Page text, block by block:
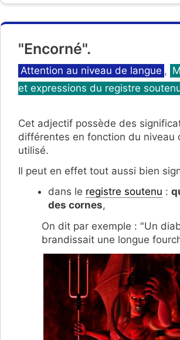
"Encorné".
Catégories
Attention au niveau de langue ,
et expressions du registre
Cet adjectif possède des
différentes en fonction du niveau
utilisé.
Il peut en effet tout aussi bien
dans le registre soutenu :
des cornes,
On dit par exemple : "Un
brandissait une longue